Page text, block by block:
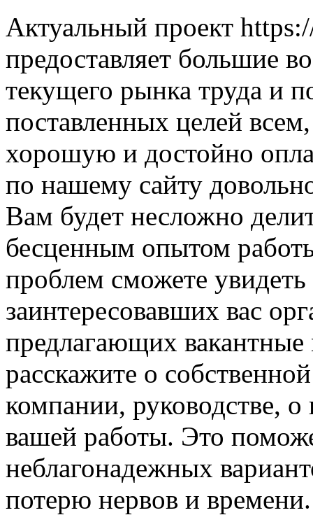
Актуальный проект
предоставляет большие
текущего рынка труда и
поставленных целей
хорошую и достойно
по нашему сайту
Вам будет несложно
бесценным опытом
проблем сможете
заинтересовавших вас
предлагающих вакантные
расскажите о
компании, руководстве,
вашей работы. Это
неблагонадежных
потерю нервов и времени.